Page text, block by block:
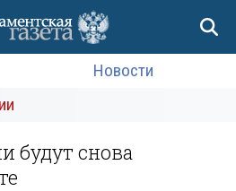
Новости
будут снова